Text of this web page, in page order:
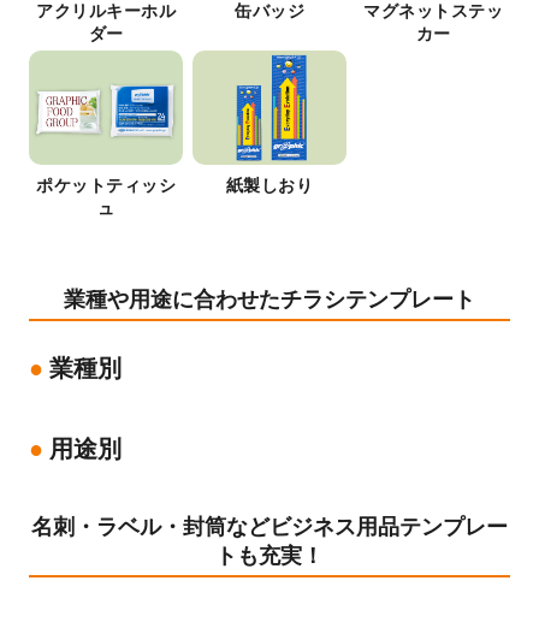
アクリルキーホル
ダー
缶バッジ
マグネットステッ
カー
ポケットティッシ
ュ
紙製しおり
業種や用途に合わせたチラシテンプレート
業種別
用途別
名刺・ラベル・封筒などビジネス用品テンプレー
トも充実！